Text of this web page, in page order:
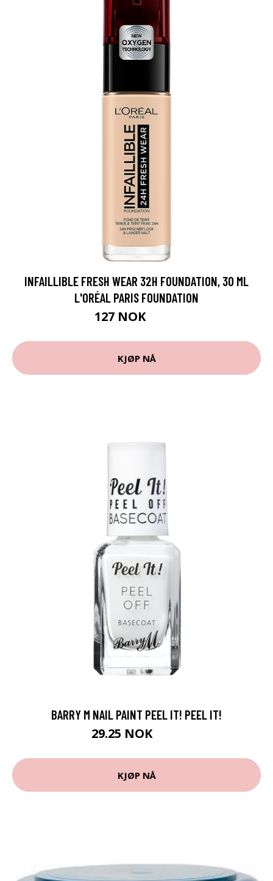
INFAILLIBLE FRESH WEAR 32H FOUNDATION, 30 ML
L'ORÉAL PARIS FOUNDATION
127 NOK
KJØP NÅ
BARRY M NAIL PAINT PEEL IT! PEEL IT!
29.25 NOK
KJØP NÅ